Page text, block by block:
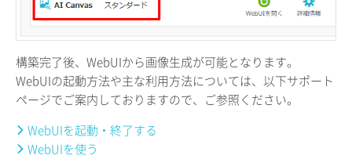
構築完了後、WebUIから画像生成が可能となります。
WebUIの起動方法や主な利用方法については、以下サポート
ページでご案内しておりますので、ご参照ください。
WebUIを起動・終了する
WebUIを使う